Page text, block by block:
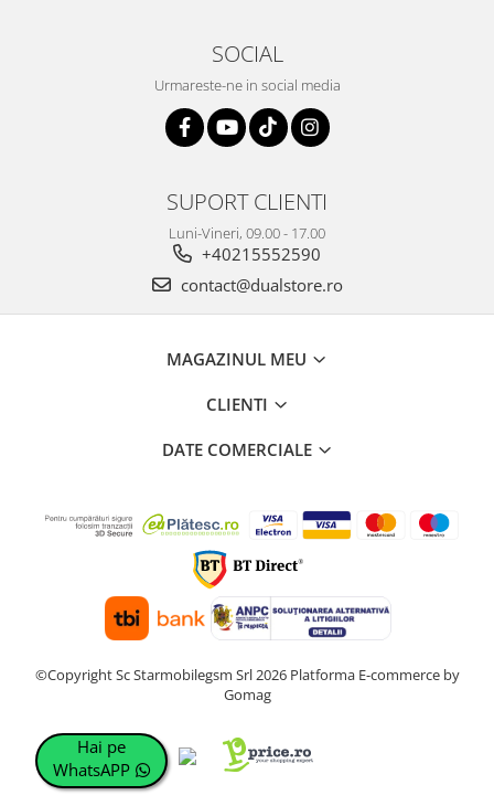
SOCIAL
Urmareste-ne in social media
SUPORT CLIENTI
Luni-Vineri, 09.00 - 17.00
+40215552590
contact@dualstore.ro
MAGAZINUL MEU
CLIENTI
DATE COMERCIALE
©Copyright Sc Starmobilegsm Srl 2026 Platforma E-commerce by
Gomag
Hai pe
WhatsAPP